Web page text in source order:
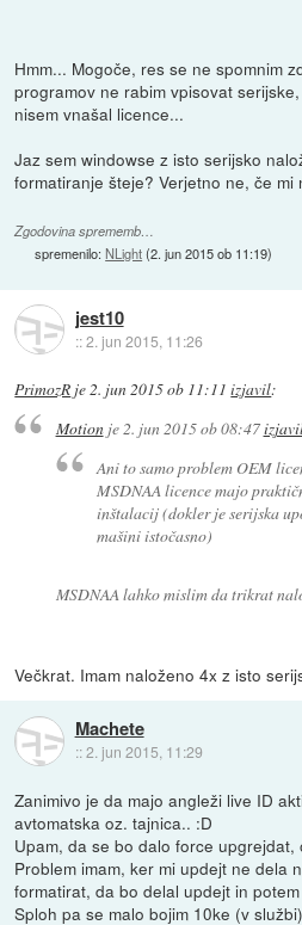
Hmm... Mogoče, res se ne spomnim
programov ne rabim vpisovat
nisem vnašal licence...
Jaz sem windowse z isto serijsko
formatiranje šteje? Verjetno ne, če mi
Zgodovina sprememb…
spremenilo:NLight(2. jun 2015 ob 11:19)
jest10
::2. jun 2015, 11:26
PrimozR je2. jun 2015 ob 11:11 izjavil:
Motionje2. jun 2015 ob 08:47
Ani to samo problem OEM
MSDNAA licence majo
inštalacij (dokler je serijska
mašini istočasno)
MSDNAA lahko mislim da trikrat
Večkrat. Imam naloženo 4x z isto
Machete
::2. jun 2015, 11:29
Zanimivo je da majo angleži live ID
avtomatska oz. tajnica.. :D
Upam, da se bo dalo force
Problem imam, ker mi updejt ne dela
formatirat, da bo delal updejt in
Sploh pa se malo bojim 10ke (v